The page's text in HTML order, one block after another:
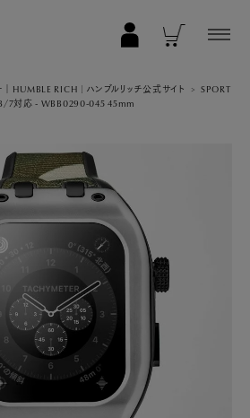
10(46mm)
2/1(49mm)
9/8/7 (41mm)
8/7 (45mm)
3/2/1 (40mm)
3/2/1 (44mm)
｜HUMBLE RICH | ハンブルリッチ公式サイト
SPORT
対応 - WBB0290-045 45mm